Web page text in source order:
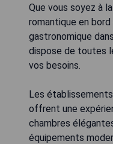
Que vous soyez à
romantique en
gastronomique
dispose de toutes
vos besoins.
Les
offrent une
chambres
équipements